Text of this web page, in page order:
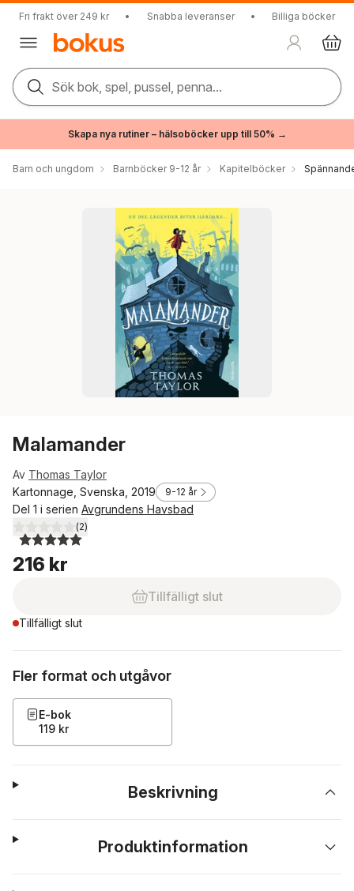
Fri frakt över 249 kr • Snabba leveranser • Billiga böcker
Sök bok, spel, pussel, penna...
Skapa nya rutiner – hälsoböcker upp till 50% →
Barn och ungdom Barnböcker 9-12 år Kapitelböcker
Malamander
Av Thomas Taylor
Kartonnage, Svenska, 2019
9-12 år
Del 1 i serien Avgrundens Havsbad
5,0utav 5 stjärnor. Totalt antal röster:
(2)
216 kr
Tillfälligt slut
Tillfälligt slut
Fler format och utgåvor
E-bok
119 kr
Beskrivning
Produktinformation